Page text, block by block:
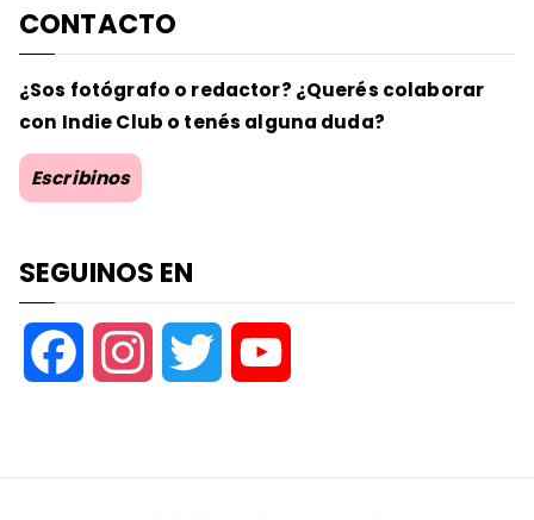
CONTACTO
¿Sos fotógrafo o redactor? ¿Querés colaborar
con Indie Club o tenés alguna duda?
Escribinos
SEGUINOS EN